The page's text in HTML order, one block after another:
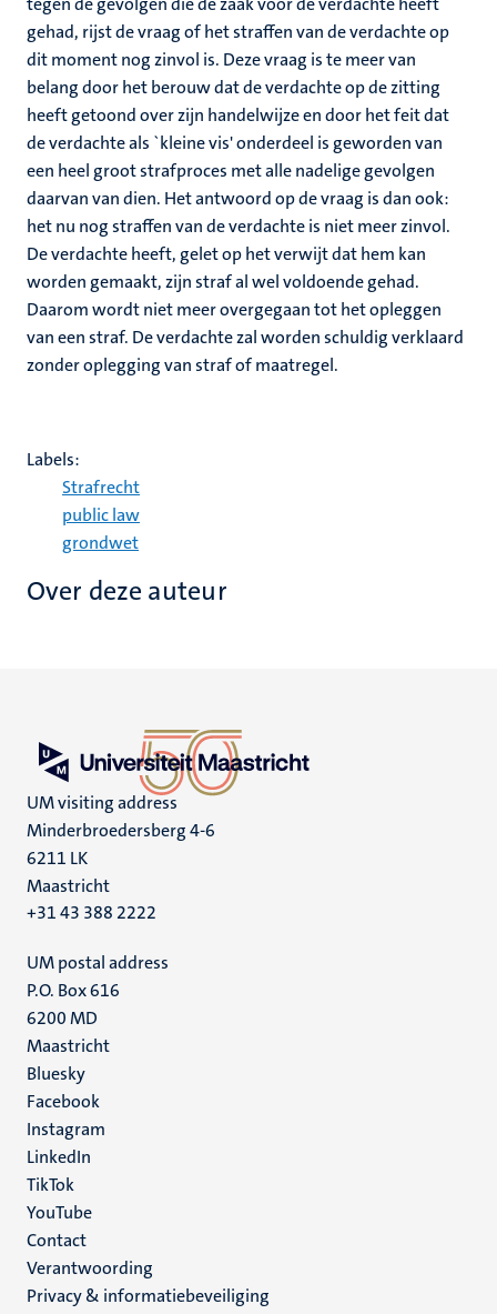
gehad, rijst de vraag of het straffen van de verdachte op
dit moment nog zinvol is. Deze vraag is te meer van
belang door het berouw dat de verdachte op de zitting
heeft getoond over zijn handelwijze en door het feit dat
de verdachte als `kleine vis' onderdeel is geworden van
een heel groot strafproces met alle nadelige gevolgen
daarvan van dien. Het antwoord op de vraag is dan ook:
het nu nog straffen van de verdachte is niet meer zinvol.
De verdachte heeft, gelet op het verwijt dat hem kan
worden gemaakt, zijn straf al wel voldoende gehad.
Daarom wordt niet meer overgegaan tot het opleggen
van een straf. De verdachte zal worden schuldig verklaard
zonder oplegging van straf of maatregel.
Labels:
Strafrecht
public law
grondwet
Over deze auteur
UM visiting address
Minderbroedersberg 4-6
6211 LK
Maastricht
+31 43 388 2222
UM postal address
P.O. Box 616
6200 MD
Maastricht
Social
media
Bluesky
Facebook
Instagram
LinkedIn
TikTok
YouTube
Menu
footer
Contact
Verantwoording
Privacy & informatiebeveiliging